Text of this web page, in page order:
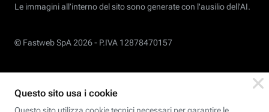
Le immagini all’interno del sito sono generate con l'ausilio dell'AI.
© Fastweb SpA 2026 - P.IVA 12878470157